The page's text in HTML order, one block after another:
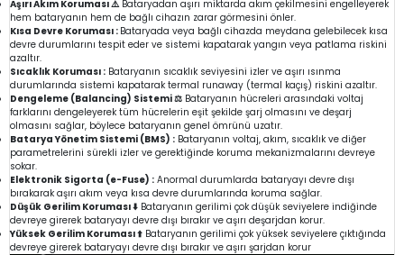
Aşırı Akım Koruması ⚠️Bataryadan aşırı miktarda akım çekilmesini engelleyerek
hem bataryanın hem de bağlı cihazın zarar görmesini önler.
Kısa Devre Koruması : Bataryada veya bağlı cihazda meydana gelebilecek kısa
devre durumlarını tespit eder ve sistemi kapatarak yangın veya patlama riskini
azaltır.
Sıcaklık Koruması : Bataryanın sıcaklık seviyesini izler ve aşırı ısınma
durumlarında sistemi kapatarak termal runaway (termal kaçış) riskini azaltır.
Dengeleme (Balancing) Sistemi ⚖️ Bataryanın hücreleri arasındaki voltaj
farklarını dengeleyerek tüm hücrelerin eşit şekilde şarj olmasını ve deşarj
olmasını sağlar, böylece bataryanın genel ömrünü uzatır.
Batarya Yönetim Sistemi (BMS) : Bataryanın voltaj, akım, sıcaklık ve diğer
parametrelerini sürekli izler ve gerektiğinde koruma mekanizmalarını devreye
sokar.
Elektronik Sigorta (e-Fuse) : Anormal durumlarda bataryayı devre dışı
bırakarak aşırı akım veya kısa devre durumlarında koruma sağlar.
Düşük Gerilim Koruması ⬇️ Bataryanın gerilimi çok düşük seviyelere indiğinde
devreye girerek bataryayı devre dışı bırakır ve aşırı deşarjdan korur.
Yüksek Gerilim Koruması ⬆️ Bataryanın gerilimi çok yüksek seviyelere çıktığında
devreye girerek bataryayı devre dışı bırakır ve aşırı şarjdan korur